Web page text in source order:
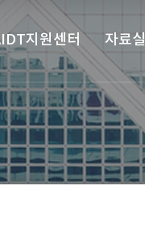
지원센터 자료실